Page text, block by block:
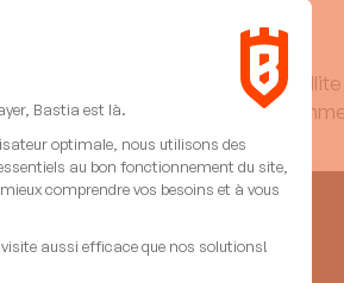
vos droits même en cas de
légale de la construction sur